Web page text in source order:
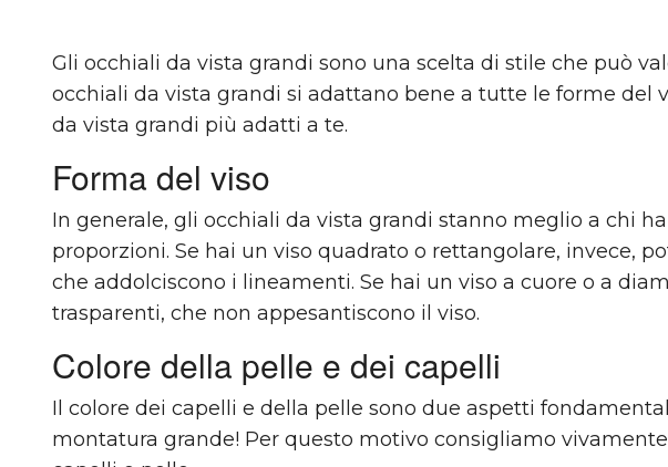
Gli occhiali da vista grandi sono una scelta di stile che può
occhiali da vista grandi si adattano bene a tutte le forme del
da vista grandi più adatti a te.
Forma del viso
In generale, gli occhiali da vista grandi stanno meglio a chi
proporzioni. Se hai un viso quadrato o rettangolare, invece,
che addolciscono i lineamenti. Se hai un viso a cuore o a
trasparenti, che non appesantiscono il viso.
Colore della pelle e dei capelli
Il colore dei capelli e della pelle sono due aspetti
montatura grande! Per questo motivo consigliamo